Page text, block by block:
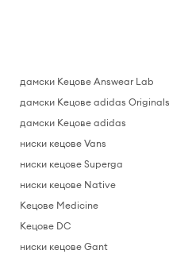
дамски Кецове Answear Lab
дамски Кецове adidas Originals
дамски Кецове adidas
ниски кецове Vans
ниски кецове Superga
ниски кецове Native
Кецове Medicine
Кецове DC
ниски кецове Gant